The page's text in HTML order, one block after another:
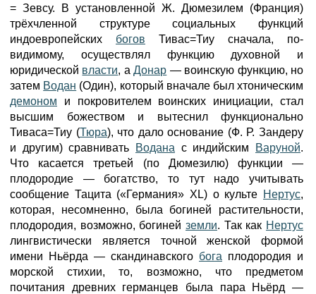
= Зевсу. В установленной Ж. Дюмезилем (Франция)
трёхчленной структуре социальных функций
индоевропейских богов Тивас=Тиу сначала, по-
видимому, осуществлял функцию духовной и
юридической власти, аДонар — воинскую функцию, но
затем Водан (Один), который вначале был хтоническим
демоном и покровителем воинских инициации, стал
высшим божеством и вытеснил функционально
Тиваса=Тиу (Тюра), что дало основание (Ф. Р. Зандеру
и другим) сравнивать
Водана с индийским Варуной.
Что касается третьей (по Дюмезилю) функции —
плодородие — богатство, то тут надо учитывать
сообщение Тацита («Германия» XL) о культе Нертус,
которая, несомненно, была богиней растительности,
плодородия, возможно, богиней земли. Так как Нертус
лингвистически является точной женской формой
имени Ньёрда — скандинавского бога плодородия и
морской стихии, то, возможно, что предметом
почитания древних германцев была пара Ньёрд —